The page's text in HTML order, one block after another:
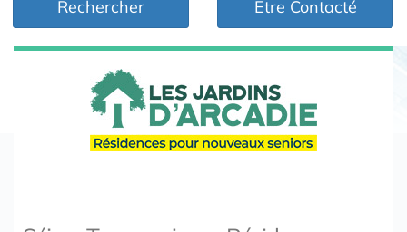
Rechercher Etre Contacté